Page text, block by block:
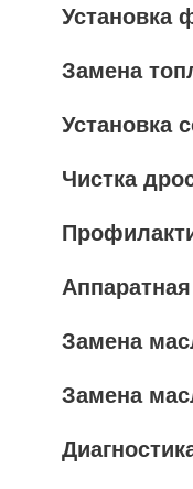
Установка
Замена
Установка
Чистка
Замена
Замена